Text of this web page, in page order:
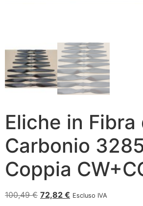
Eliche in Fibra
Carbonio
Coppia
100,49€ 72,82 € Escluso IVA